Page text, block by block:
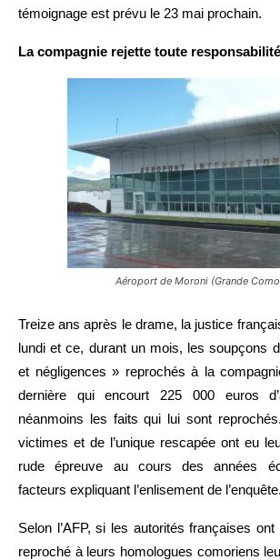
témoignage est prévu le 23 mai prochain.
La compagnie rejette toute
Aéroport de Moroni (Grande
Treize ans après le drame, la justice
lundi et ce, durant un mois, les soupçons
et négligences » reprochés à la
dernière qui encourt 225 000 euros
néanmoins les faits qui lui sont
victimes et de l’unique rescapée ont eu
rude épreuve au cours des années
facteurs expliquant l’enlisement de l’enquête.
Selon l’AFP, si les autorités françaises
reproché à leurs homologues comoriens